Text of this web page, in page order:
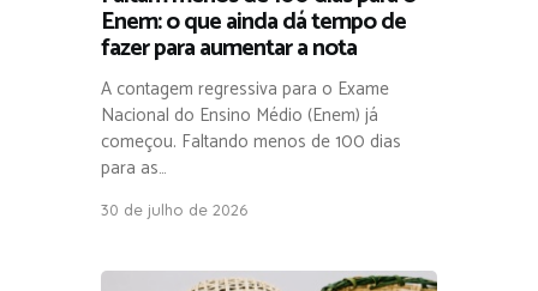
Enem: o que ainda dá tempo de
fazer para aumentar a nota
A contagem regressiva para o Exame
Nacional do Ensino Médio (Enem) já
começou. Faltando menos de 100 dias
para as…
30 de julho de 2026